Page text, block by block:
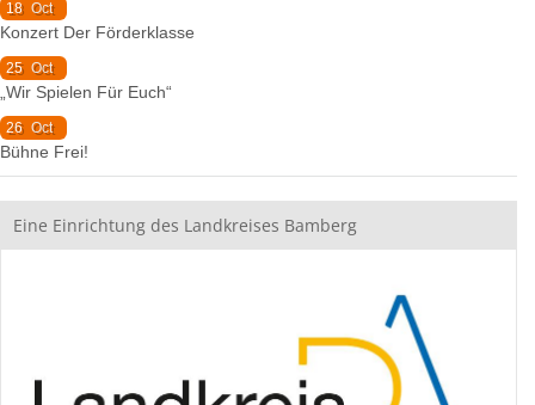
18 Oct
Konzert Der Förderklasse
25 Oct
„Wir Spielen Für Euch“
26 Oct
Bühne Frei!
Eine Einrichtung des Landkreises Bamberg